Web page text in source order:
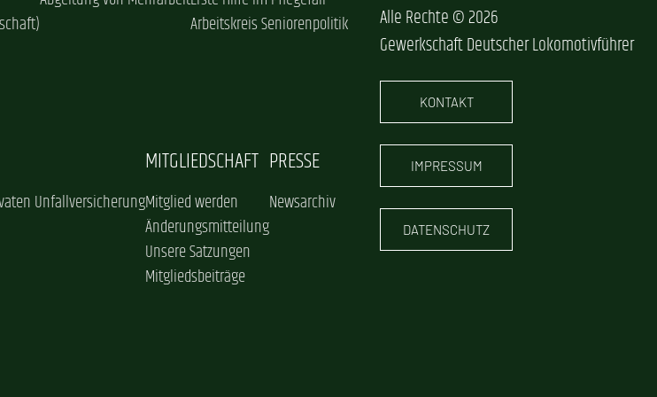
Arbeitskreis Seniorenpolitik
Unfallversicherung
MITGLIEDSCHAFT
Mitglied werden
Änderungsmitteilung
Unsere Satzungen
Mitgliedsbeiträge
PRESSE
Newsarchiv
Alle Rechte © 2026
Gewerkschaft Deutscher Lokomotivführer
KONTAKT
IMPRESSUM
DATENSCHUTZ